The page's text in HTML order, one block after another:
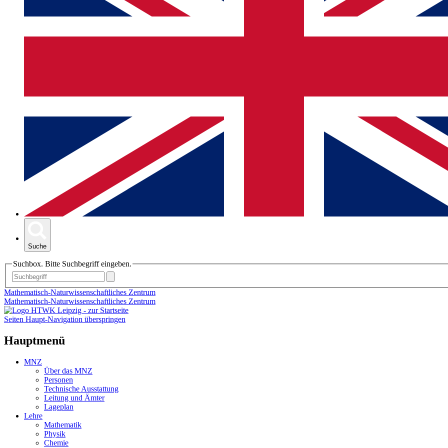
Suche
Suchbox. Bitte Suchbegriff eingeben.
Mathematisch-Naturwissenschaftliches Zentrum
Mathematisch-Naturwissenschaftliches Zentrum
Seiten Haupt-Navigation überspringen
Hauptmenü
MNZ
Über das MNZ
Personen
Technische Ausstattung
Leitung und Ämter
Lageplan
Lehre
Mathematik
Physik
Chemie